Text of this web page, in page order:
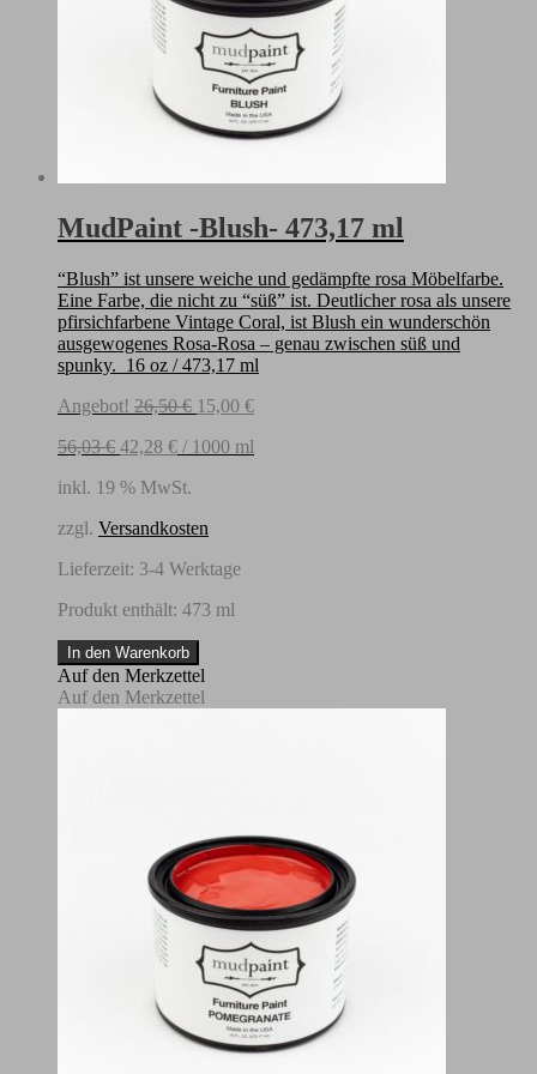
MudPaint -Blush- 473,17 ml
“Blush” ist unsere weiche und gedämpfte rosa Möbelfarbe.
Eine Farbe, die nicht zu “süß” ist. Deutlicher rosa als unsere
pfirsichfarbene Vintage Coral, ist Blush ein wunderschön
ausgewogenes Rosa-Rosa – genau zwischen süß und
spunky. 16 oz / 473,17 ml
Angebot! 26,50€ Ursprünglicher
war:
15,00 €Aktueller
ist:
56,03€ 42,28 € / 1000 ml
inkl. 19 % MwSt.
zzgl. Versandkosten
Lieferzeit: 3-4 Werktage
Produkt enthält: 473 ml
MudPaint
-
Blush-
473,17
In den Warenkorb
Auf den Merkzettel
Auf den Merkzettel